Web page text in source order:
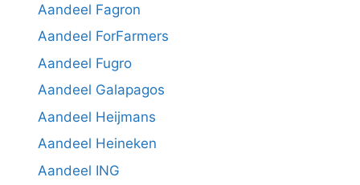
Aandeel Fagron
Aandeel ForFarmers
Aandeel Fugro
Aandeel Galapagos
Aandeel Heijmans
Aandeel Heineken
Aandeel ING